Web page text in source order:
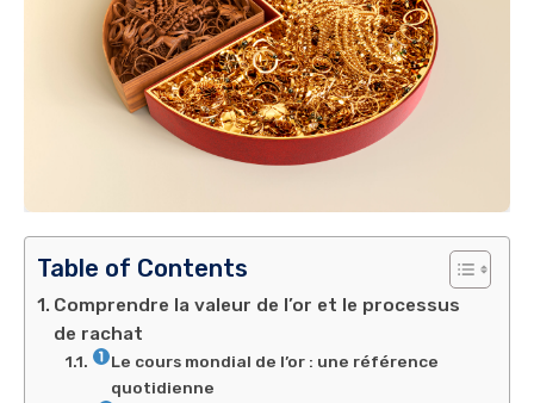
Table of Contents
Comprendre la valeur de l’or et le processus
de rachat
Le cours mondial de l’or : une référence
quotidienne